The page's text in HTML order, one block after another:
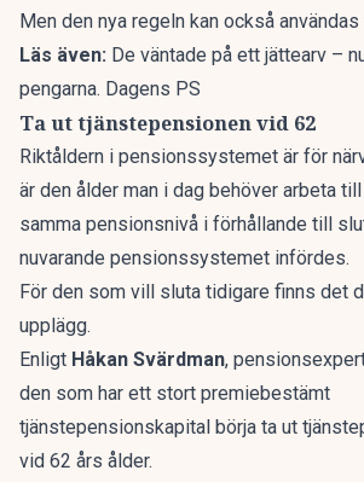
Men den nya regeln kan också
Läs även: De väntade på ett jättearv –
pengarna. Dagens PS
Ta ut tjänstepensionen vid 62
Riktåldern i pensionssystemet är för
är den ålder man i dag behöver arbeta
samma pensionsnivå i förhållande till
nuvarande pensionssystemet infördes.
För den som vill sluta tidigare finns det
upplägg.
Enligt Håkan Svärdman,
den som har ett stort premiebestämt
tjänstepensionskapital börja ta ut
vid 62 års ålder.